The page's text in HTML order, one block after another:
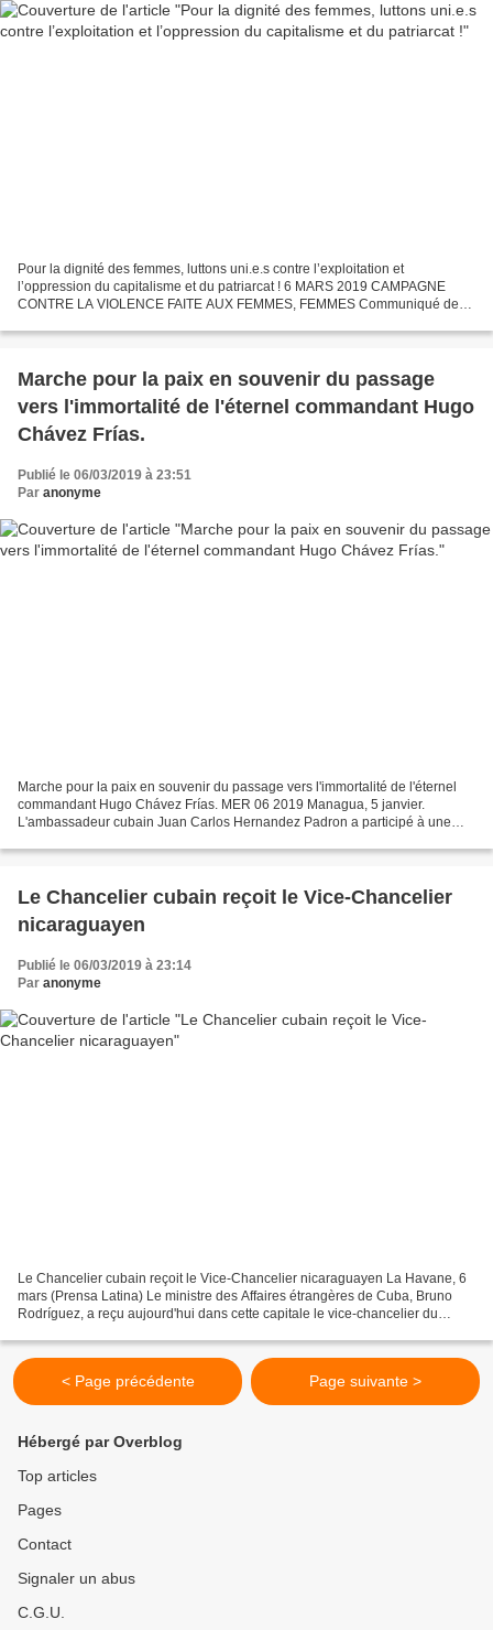
Pour la dignité des femmes, luttons uni.e.s contre l’exploitation et
l’oppression du capitalisme et du patriarcat ! 6 MARS 2019 CAMPAGNE
CONTRE LA VIOLENCE FAITE AUX FEMMES, FEMMES Communiqué de
Marche pour la paix en souvenir du passage
vers l'immortalité de l'éternel commandant Hugo
Chávez Frías.
Publié le 06/03/2019 à 23:51
Par anonyme
Marche pour la paix en souvenir du passage vers l'immortalité de l'éternel
commandant Hugo Chávez Frías. MER 06 2019 Managua, 5 janvier.
L'ambassadeur cubain Juan Carlos Hernandez Padron a participé à une
Le Chancelier cubain reçoit le Vice-Chancelier
nicaraguayen
Publié le 06/03/2019 à 23:14
Par anonyme
Le Chancelier cubain reçoit le Vice-Chancelier nicaraguayen La Havane, 6
mars (Prensa Latina) Le ministre des Affaires étrangères de Cuba, Bruno
Rodríguez, a reçu aujourd'hui dans cette capitale le vice-chancelier du
< Page précédente Page suivante >
Hébergé par Overblog
Top articles
Pages
Contact
Signaler un abus
C.G.U.